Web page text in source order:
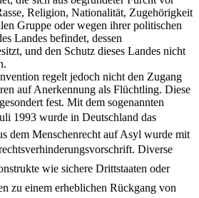
Religion, Nationalität, Zugehörigkeit
Gruppe oder wegen ihrer politischen
Landes befindet, dessen
und den Schutz dieses Landes nicht
regelt jedoch nicht den Zugang
auf Anerkennung als Flüchtling. Diese
fest. Mit dem sogenannten
1993 wurde in Deutschland das
dem Menschenrecht auf Asyl wurde mit
Diverse
wie sichere Drittstaaten oder
zu einem erheblichen Rückgang von